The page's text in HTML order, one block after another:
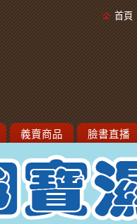
首頁
義賣商品 臉書直播